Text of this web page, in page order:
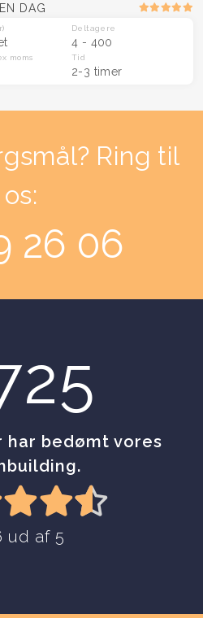
DAG
Deltagere
4 - 400
moms Tid
2-3 timer
Ring til
os:
26 06
har bedømt vores
ud af 5